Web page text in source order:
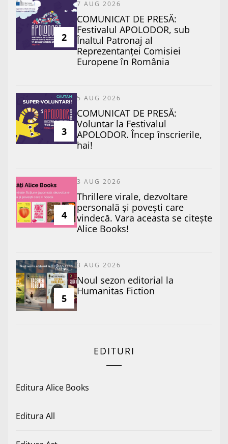
2
7 AUG 2026
COMUNICAT DE PRESĂ:
Festivalul APOLODOR, sub
Înaltul Patronaj al
Reprezentanței Comisiei
Europene în România
3
5 AUG 2026
COMUNICAT DE PRESĂ:
Voluntar la Festivalul
APOLODOR. Încep înscrierile,
hai!
4
3 AUG 2026
Thrillere virale, dezvoltare
personală și povești care
vindecă. Vara aceasta se citește
Alice Books!
5
3 AUG 2026
​Noul sezon editorial la
Humanitas Fiction
EDITURI
Editura Alice Books
Editura All